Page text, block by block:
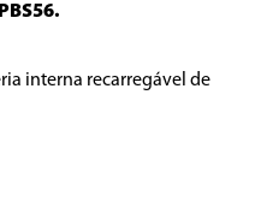
interna recarregável de